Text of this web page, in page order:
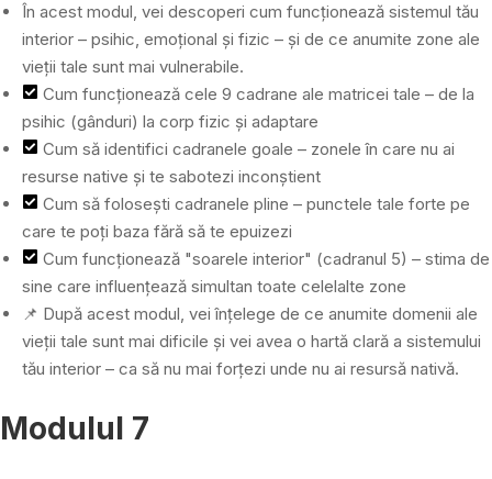
În acest modul, vei descoperi cum funcționează sistemul tău
interior – psihic, emoțional și fizic – și de ce anumite zone ale
vieții tale sunt mai vulnerabile.
Cum funcționează cele 9 cadrane ale matricei tale – de la
psihic (gânduri) la corp fizic și adaptare
Cum să identifici cadranele goale – zonele în care nu ai
resurse native și te sabotezi inconștient
Cum să folosești cadranele pline – punctele tale forte pe
care te poți baza fără să te epuizezi
Cum funcționează "soarele interior" (cadranul 5) – stima de
sine care influențează simultan toate celelalte zone
📌 După acest modul, vei înțelege de ce anumite domenii ale
vieții tale sunt mai dificile și vei avea o hartă clară a sistemului
tău interior – ca să nu mai forțezi unde nu ai resursă nativă.
Modulul 7